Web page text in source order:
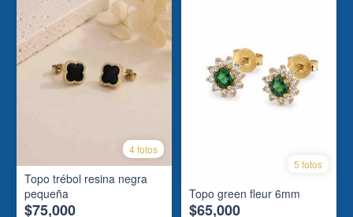
4 fotos
Topo trébol resina negra
pequeña
$75,000
5 fotos
Topo green fleur 6mm
$65,000